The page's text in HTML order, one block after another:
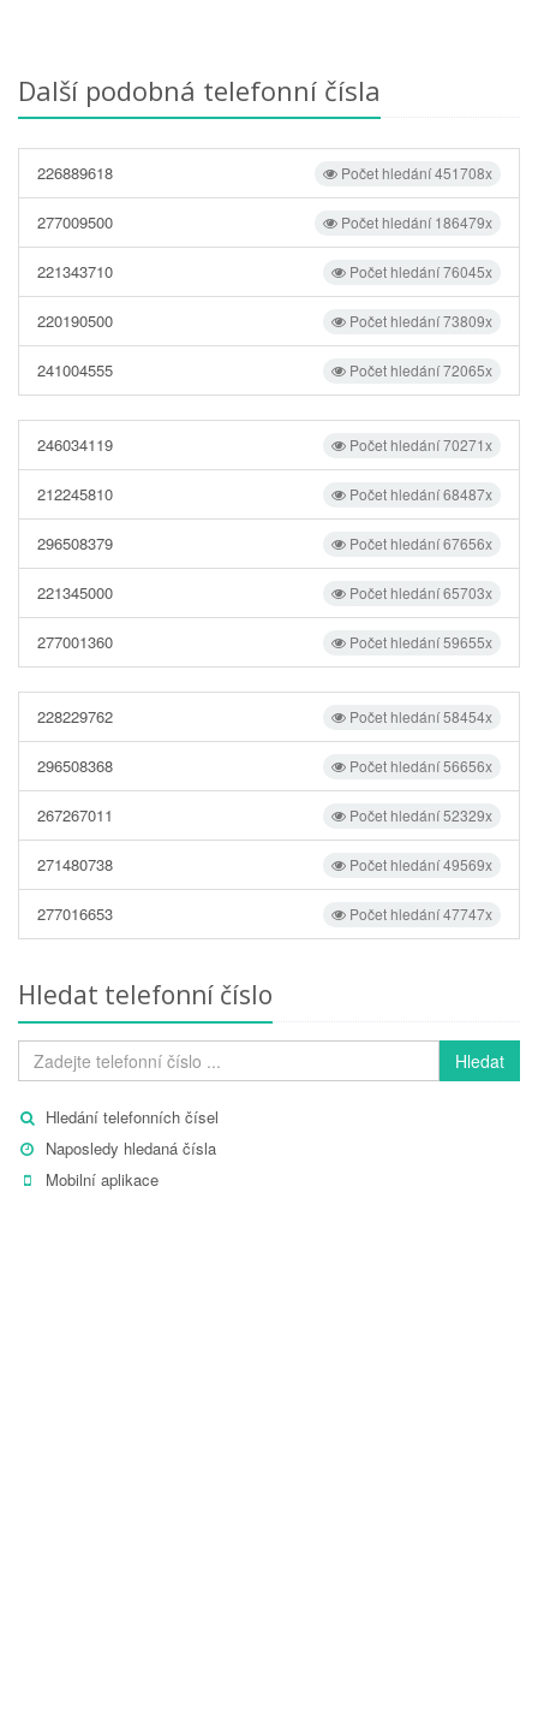
Další podobná telefonní čísla
Počet hledání 451708x
226889618
Počet hledání 186479x
277009500
Počet hledání 76045x
221343710
Počet hledání 73809x
220190500
Počet hledání 72065x
241004555
Počet hledání 70271x
246034119
Počet hledání 68487x
212245810
Počet hledání 67656x
296508379
Počet hledání 65703x
221345000
Počet hledání 59655x
277001360
Počet hledání 58454x
228229762
Počet hledání 56656x
296508368
Počet hledání 52329x
267267011
Počet hledání 49569x
271480738
Počet hledání 47747x
277016653
Hledat telefonní číslo
Hledat
Hledání telefonních čísel
Naposledy hledaná čísla
Mobilní aplikace